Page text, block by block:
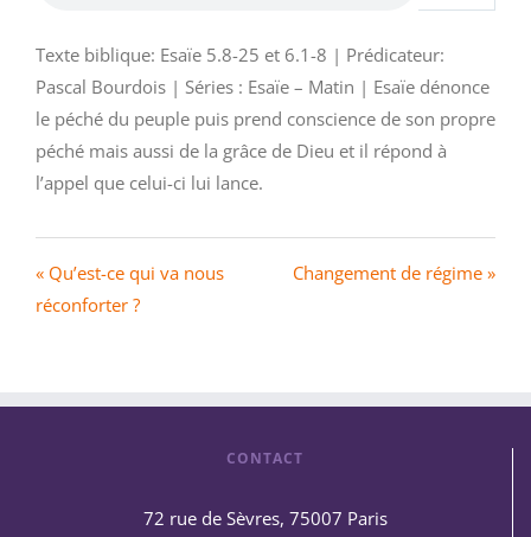
Texte biblique: Esaïe 5.8-25 et 6.1-8 | Prédicateur:
Pascal Bourdois | Séries : Esaïe – Matin | Esaïe dénonce
le péché du peuple puis prend conscience de son propre
péché mais aussi de la grâce de Dieu et il répond à
l’appel que celui-ci lui lance.
« Qu’est-ce qui va nous
réconforter ?
Changement de régime »
CONTACT
72 rue de Sèvres, 75007 Paris